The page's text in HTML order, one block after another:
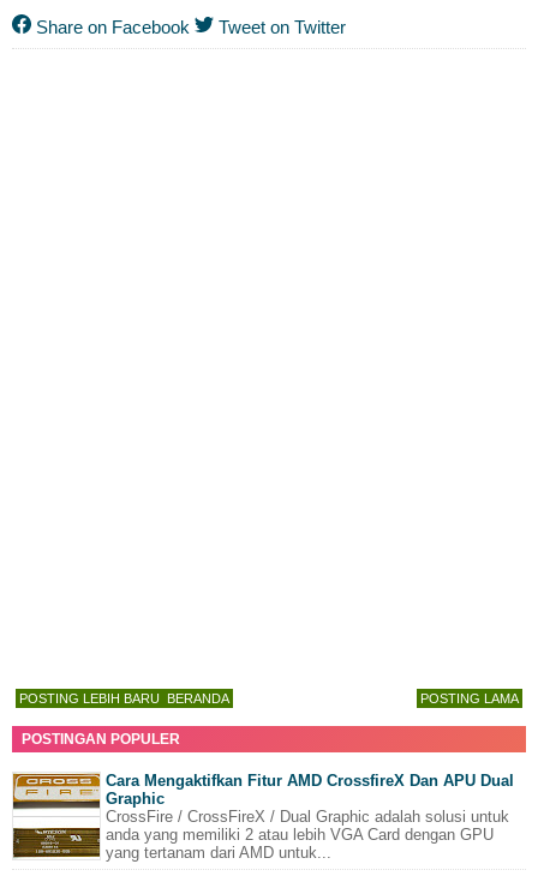
Share on Facebook Tweet on Twitter
POSTING LEBIH BARU POSTING LAMA
BERANDA
POSTINGAN POPULER
Cara Mengaktifkan Fitur AMD CrossfireX Dan APU Dual
Graphic
CrossFire / CrossFireX / Dual Graphic adalah solusi untuk
anda yang memiliki 2 atau lebih VGA Card dengan GPU
yang tertanam dari AMD untuk...